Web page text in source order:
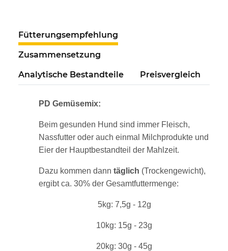
Fütterungsempfehlung
Zusammensetzung
Analytische Bestandteile Preisvergleich
PD Gemüsemix:
Beim gesunden Hund sind immer Fleisch,
Nassfutter oder auch einmal Milchprodukte und
Eier der Hauptbestandteil der Mahlzeit.
Dazu kommen dann täglich (Trockengewicht),
ergibt ca. 30% der Gesamtfuttermenge:
5kg: 7,5g - 12g
10kg: 15g - 23g
20kg: 30g - 45g